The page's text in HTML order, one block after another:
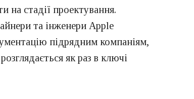
на стадії проектування.
та інженери Apple
підрядним компаніям,
як раз в ключі